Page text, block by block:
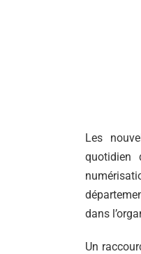
Les
quotidien
dans
Un